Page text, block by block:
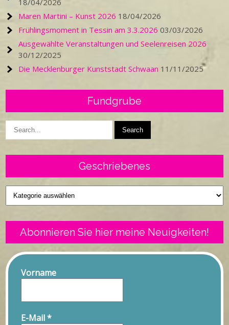
18/04/2026
Maren Martini – Kunst 2026 18/04/2026
Frühlingsmoment in Tessin am 3.3.2026 03/03/2026
Ausgewählte Veranstaltungen und Seelenreisen 2026
30/12/2025
Die Mecklenburger Kunststadt Schwaan 11/11/2025
Fundgrube
Geschriebenes
Geschriebenes
Abonnieren Sie hier meine Neuigkeiten!
Vorname
E-Mail*